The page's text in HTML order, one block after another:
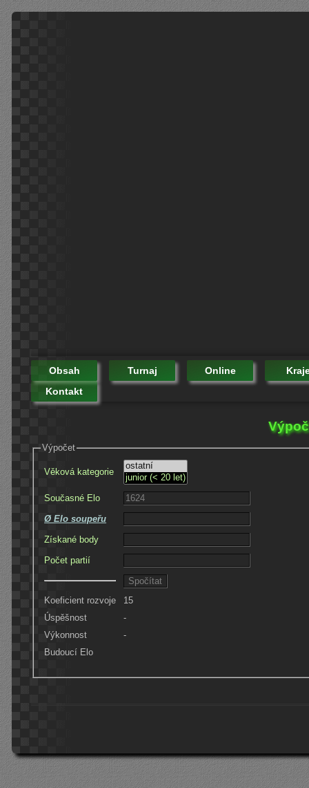
Obsah Turnaj Online
Kontakt
Výpočet
Věková kategorie
Současné Elo
Ø Elo soupeřu
Získané body
Počet partií
Koeficient rozvoje
15
Úspěšnost
-
Výkonnost
-
Budoucí Elo